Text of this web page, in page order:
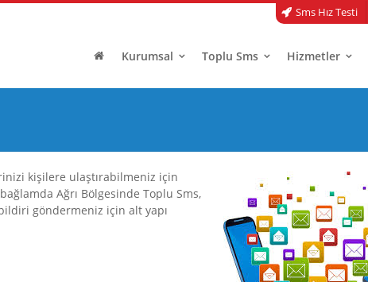
Sms Hız Testi
Kurumsal Toplu Sms Hizmetler
kişilere ulaştırabilmeniz için
Ağrı Bölgesinde Toplu Sms,
göndermeniz için alt yapı